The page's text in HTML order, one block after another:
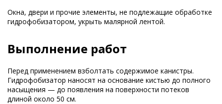
Окна, двери и прочие элементы, не подлежащие обработке
гидрофобизатором, укрыть малярной лентой.
Выполнение работ
Перед применением взболтать содержимое канистры.
Гидрофобизатор наносят на основание кистью до полного
насыщения — до появления на поверхности потеков
длиной около 50 см.